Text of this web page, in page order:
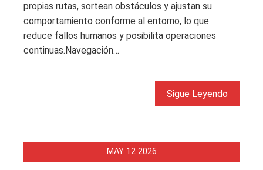
propias rutas, sortean obstáculos y ajustan su
comportamiento conforme al entorno, lo que
reduce fallos humanos y posibilita operaciones
continuas.Navegación…
Sigue Leyendo
MAY 12 2026